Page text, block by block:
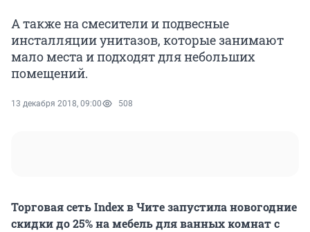
А также на смесители и подвесные
инсталляции унитазов, которые занимают
мало места и подходят для небольших
помещений.
13 декабря 2018, 09:00 508
Торговая сеть Index в Чите запустила новогодние
скидки до 25% на мебель для ванных комнат с